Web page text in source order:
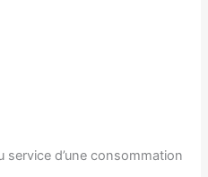
d’une consommation